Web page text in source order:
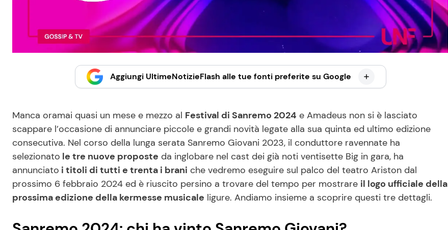
Aggiungi UltimeNotizieFlash alle tue fonti preferite su Google
Manca oramai quasi un mese e mezzo al Festival di Sanremo 2024 e Amadeus non si è lasciato
scappare l’occasione di annunciare piccole e grandi novità legate alla sua quinta ed ultimo edizione
consecutiva. Nel corso della lunga serata Sanremo Giovani 2023, il conduttore ravennate ha
selezionato le tre nuove proposte da inglobare nel cast dei già noti ventisette Big in gara, ha
annunciato i titoli di tutti e trenta i brani che vedremo eseguire sul palco del teatro Ariston dal
prossimo 6 febbraio 2024 ed è riuscito persino a trovare del tempo per mostrare il logo ufficiale della
prossima edizione della kermesse musicale ligure. Andiamo insieme a scoprire questi tre dettagli.